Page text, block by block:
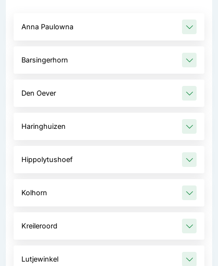
Anna Paulowna
Barsingerhorn
Den Oever
Haringhuizen
Hippolytushoef
Kolhorn
Kreileroord
Lutjewinkel